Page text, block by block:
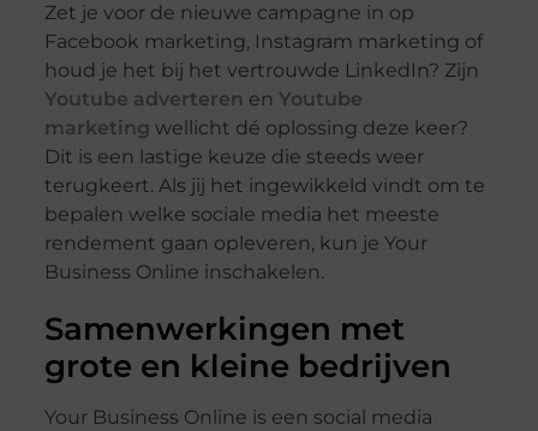
Zet je voor de nieuwe campagne in op
Facebook marketing, Instagram marketing of
houd je het bij het vertrouwde LinkedIn? Zijn
Youtube adverteren en Youtube
marketing wellicht dé oplossing deze keer?
Dit is een lastige keuze die steeds weer
terugkeert. Als jij het ingewikkeld vindt om te
bepalen welke sociale media het meeste
rendement gaan opleveren, kun je Your
Business Online inschakelen.
Samenwerkingen met
grote en kleine bedrijven
Your Business Online is een social media